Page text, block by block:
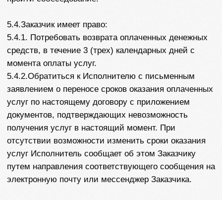
Таким образом если назначенная дата
заранее не сообщил, запись не может быть
8.4. Исполнитель не несет ответственности за
несоответствие предоставленной услуги ожиданиям
несоответствие ожиданиям и/или отрицательная
субъективная оценка не являются основаниями
считать услуги оказанными некачественно, или не в
основаниями мнение третьих лиц (в том числе,
сотрудников государственных органов), отличные от
мнения Исполнителя (его сотрудников и/или
партнеров).
8.5. В случае, если Заказчик, по причинам, не
зависящим от Исполнителя, не воспользовался
желании отказаться от Услуг в порядке,
предусмотренном настоящей Офертой, Услуги